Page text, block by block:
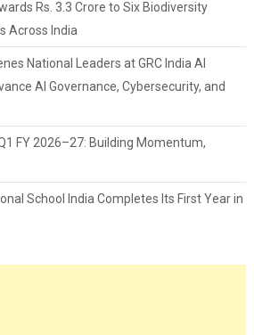
Rs. 3.3 Crore to Six Biodiversity
Across India
National Leaders at GRC India AI
AI Governance, Cybersecurity, and
FY 2026–27: Building Momentum,
School India Completes Its First Year in